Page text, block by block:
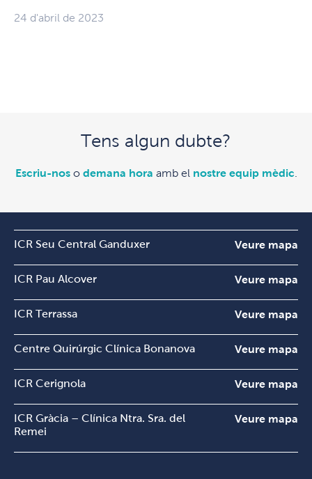
24 d'abril de 2023
Tens algun dubte?
Escriu-noso demana hora amb el nostre equip mèdic.
ICR Seu Central Ganduxer Veure mapa
ICR Pau Alcover Veure mapa
ICR Terrassa Veure mapa
Centre Quirúrgic Clínica Bonanova Veure mapa
ICR Cerignola Veure mapa
ICR Gràcia – Clínica Ntra. Sra. del
Remei
Veure mapa